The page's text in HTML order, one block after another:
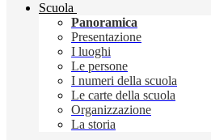
Scuola
Panoramica
Presentazione
I luoghi
Le persone
I numeri della scuola
Le carte della scuola
Organizzazione
La storia